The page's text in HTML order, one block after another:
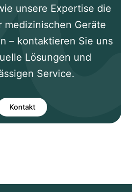
unsere Expertise die
medizinischen Geräte
– kontaktieren Sie uns
Lösungen und
Service.
Kontakt